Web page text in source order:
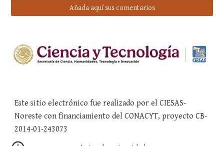
Añada aquí sus comentarios
Este sitio electrónico fue realizado por el CIESAS-
Noreste con financiamiento del CONACYT, proyecto CB-
2014-01-243073